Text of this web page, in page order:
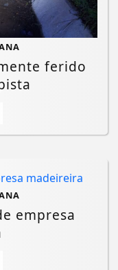
ferido
empresa